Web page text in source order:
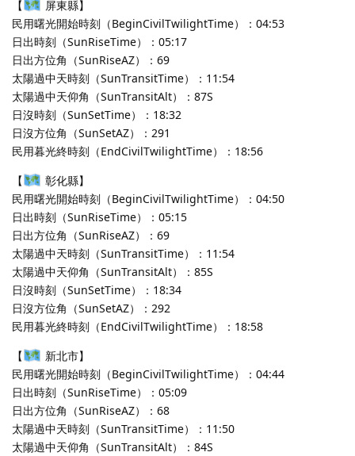
【
屏東縣】
民用曙光開始時刻（BeginCivilTwilightTime）：04:53
日出時刻（SunRiseTime）：05:17
日出方位角（SunRiseAZ）：69
太陽過中天時刻（SunTransitTime）：11:54
太陽過中天仰角（SunTransitAlt）：87S
日沒時刻（SunSetTime）：18:32
日沒方位角（SunSetAZ）：291
民用暮光終時刻（EndCivilTwilightTime）：18:56
【
彰化縣】
民用曙光開始時刻（BeginCivilTwilightTime）：04:50
日出時刻（SunRiseTime）：05:15
日出方位角（SunRiseAZ）：69
太陽過中天時刻（SunTransitTime）：11:54
太陽過中天仰角（SunTransitAlt）：85S
日沒時刻（SunSetTime）：18:34
日沒方位角（SunSetAZ）：292
民用暮光終時刻（EndCivilTwilightTime）：18:58
【
新北市】
民用曙光開始時刻（BeginCivilTwilightTime）：04:44
日出時刻（SunRiseTime）：05:09
日出方位角（SunRiseAZ）：68
太陽過中天時刻（SunTransitTime）：11:50
太陽過中天仰角（SunTransitAlt）：84S